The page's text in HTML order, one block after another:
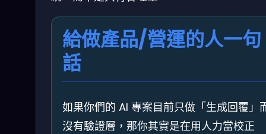
給做產品/營運的人一句
話
如果你們的 AI 專案目前只做「生成回覆」
沒有驗證層，那你其實是在用人力當校正